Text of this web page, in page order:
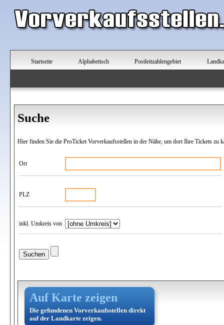
Startseite Alphabetisch Postleitzahlengebiet
Suche
Hier finden Sie die ProTicket Vorverkaufsstellen in der Nähe, um dort Ihre Tickets zu
Ort
PLZ
inkl. Umkreis von
Auf Karte zeigen
Die gefundenen Vorverkaufsstellen direkt
auf der Landkarte zeigen.